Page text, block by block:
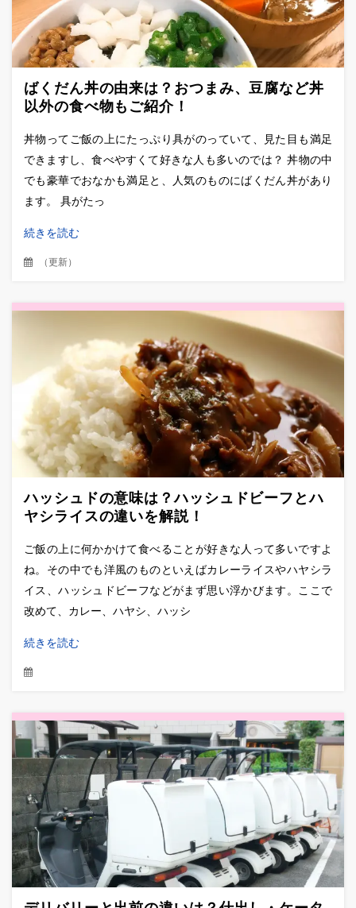
ばくだん丼の由来は？おつまみ、豆腐など丼
以外の食べ物もご紹介！
丼物ってご飯の上にたっぷり具がのっていて、見た目も満足
できますし、食べやすくて好きな人も多いのでは？ 丼物の中
でも豪華でおなかも満足と、人気のものにばくだん丼があり
ます。 具がたっ
続きを読む
（更新）
ハッシュドの意味は？ハッシュドビーフとハ
ヤシライスの違いを解説！
ご飯の上に何かかけて食べることが好きな人って多いですよ
ね。その中でも洋風のものといえばカレーライスやハヤシラ
イス、ハッシュドビーフなどがまず思い浮かびます。ここで
改めて、カレー、ハヤシ、ハッシ
続きを読む